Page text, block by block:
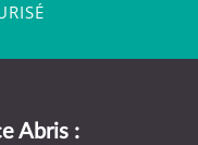
Abris :